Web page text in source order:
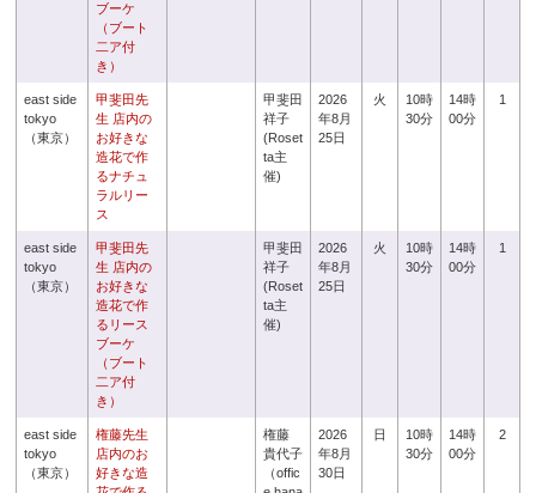
ブーケ
（ブート
二ア付
き）
east side
tokyo
（東京）
甲斐田先
生 店内の
お好きな
造花で作
るナチュ
ラルリー
ス
甲斐田
祥子
(Roset
ta主
催)
2026
年8月
25日
火
10時
30分
14時
00分
1
east side
tokyo
（東京）
甲斐田先
生 店内の
お好きな
造花で作
るリース
ブーケ
（ブート
二ア付
き）
甲斐田
祥子
(Roset
ta主
催)
2026
年8月
25日
火
10時
30分
14時
00分
1
east side
tokyo
（東京）
権藤先生
店内のお
好きな造
権藤
貴代子
（offic
2026
年8月
30日
日
10時
30分
14時
00分
2